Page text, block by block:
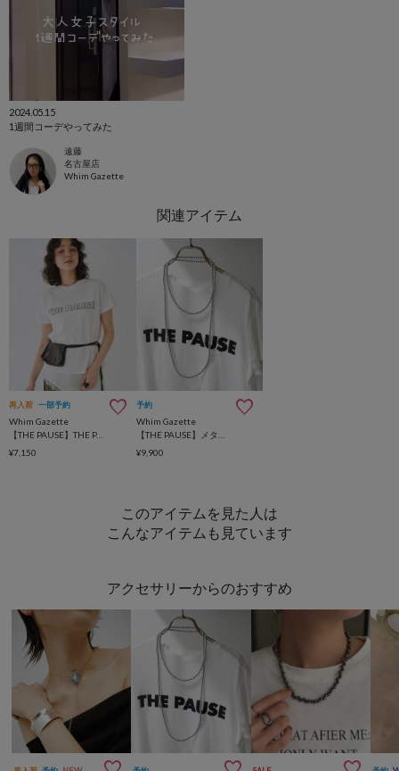
2024.05.15
1週間コーデやってみた
遠藤
名古屋店
Whim Gazette
再入荷 一部予約
Whim Gazette
【THE PAUSE】THE PAUSE Tシャツ
¥7,150
予約
Whim Gazette
¥9,900
このアイテムを見た人は
こんなアイテムも見ています
アクセサリーからのおすすめ